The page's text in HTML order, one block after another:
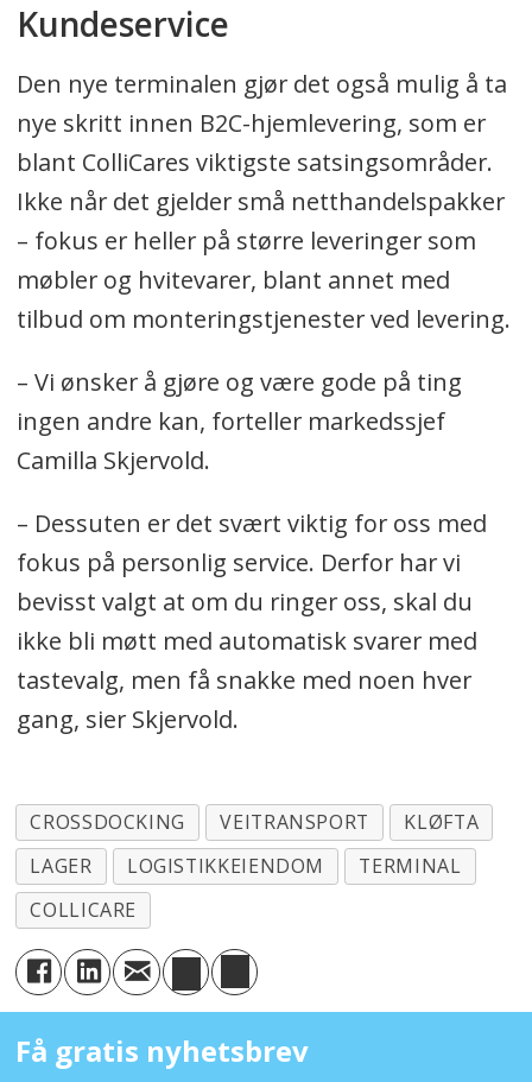
Kundeservice
Den nye terminalen gjør det også mulig å ta
nye skritt innen B2C-hjemlevering, som er
blant ColliCares viktigste satsingsområder.
Ikke når det gjelder små netthandelspakker
– fokus er heller på større leveringer som
møbler og hvitevarer, blant annet med
tilbud om monteringstjenester ved levering.
– Vi ønsker å gjøre og være gode på ting
ingen andre kan, forteller markedssjef
Camilla Skjervold.
– Dessuten er det svært viktig for oss med
fokus på personlig service. Derfor har vi
bevisst valgt at om du ringer oss, skal du
ikke bli møtt med automatisk svarer med
tastevalg, men få snakke med noen hver
gang, sier Skjervold.
CROSSDOCKING VEITRANSPORT
KLØFTA
LAGER
LOGISTIKKEIENDOM
TERMINAL
COLLICARE
Få gratis nyhetsbrev